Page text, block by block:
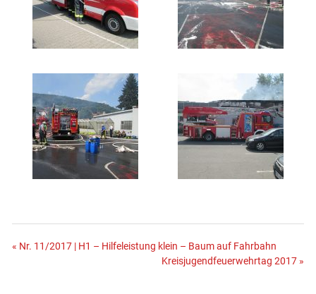
Beitragsnavigation
« Nr. 11/2017 | H1 – Hilfeleistung klein – Baum auf Fahrbahn
Kreisjugendfeuerwehrtag 2017 »